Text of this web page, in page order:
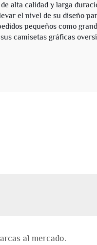
alta calidad y larga
el nivel de su diseño
pequeños como
camisetas gráficas
al mercado.